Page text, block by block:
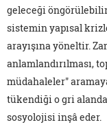
geleceği
sistemin yapısal
arayışına yöneltir.
anlamlandırılması,
müdahaleler"
tükendiği o gri
sosyolojisi inşâ eder.